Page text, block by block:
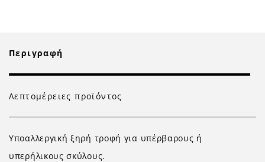
Περιγραφή
Λεπτομέρειες προϊόντος
Υποαλλεργική ξηρή τροφή για υπέρβαρους ή
υπερήλικους σκύλους.